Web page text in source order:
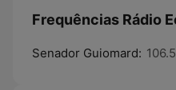
Frequências Rádio
Senador Guiomard: